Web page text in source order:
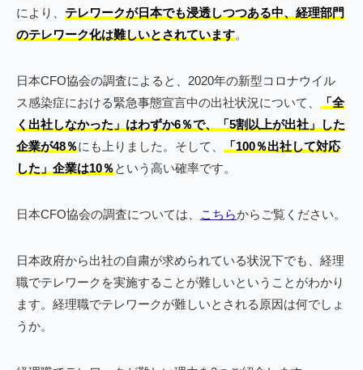
により、 テレワークが日本でも浸透しつつある中、経理部門
のテレワーク化は難しいとされています。
日本CFO協会の調査によると、2020年の新型コロナウイル
ス感染症における緊急事態宣言中の出社状況について、
「全
く出社しなかった」はわずか6％で、「5割以上が出社」した
企業が48％にも上りました。そして、
「100％出社して対応
した」企業は10％という高い確率です。
日本CFO協会の調査については、 こちらからご覧ください。
日本政府から出社の自粛が求められている状況下でも、経理
職でテレワークを実施することが難しいということがわかり
ます。経理職でテレワークが難しいとされる原因は何でしょ
うか。